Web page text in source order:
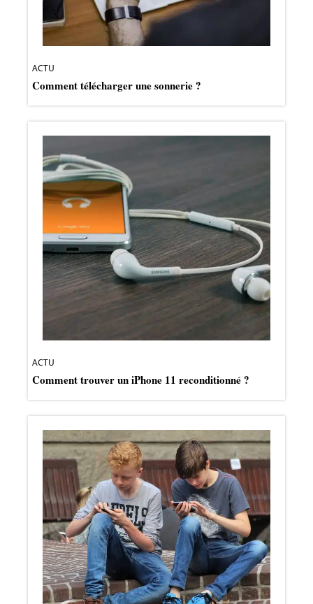
ACTU
Comment télécharger une sonnerie ?
ACTU
Comment trouver un iPhone 11 reconditionné ?